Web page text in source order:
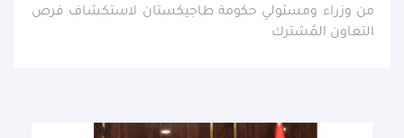
من وزراء ومسئولي حكومة طاجيكستان لاستكشاف فرص
التعاون المُشترك